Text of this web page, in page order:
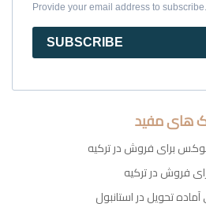
Provide your email address to
SUBSCRIBE
های مفید
برای فروش در ترکیه
فروش در ترکیه
آماده تحویل در استانبول